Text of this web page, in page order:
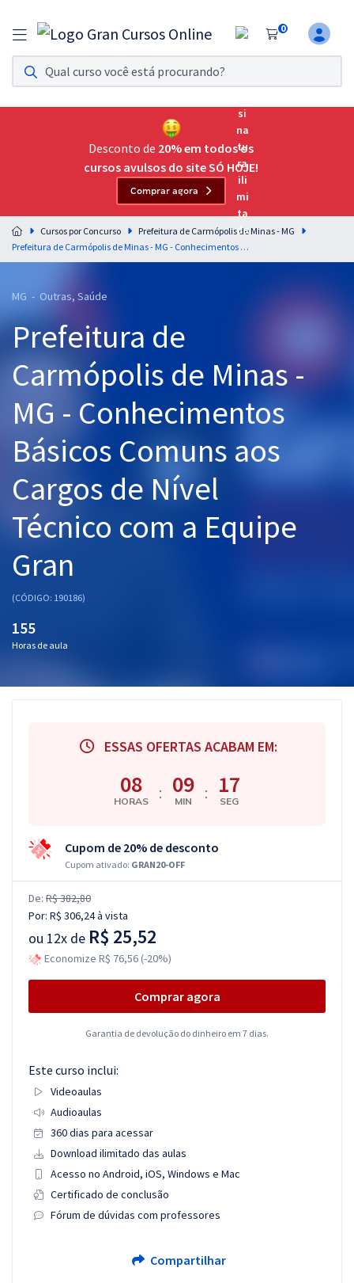
0
Assinatura Ilimitada 11
Acesso a todos os cursos. Teste grátis por 7 dias!
Assinatura OAB Até Passar
Acesso ilimitado a toda preparação para o Exame da
Residências Multiprofissionais
Preparação completa e intensiva para as principais
residências em saúde do Brasil
Cursos 20% OFF
Pós
Graduação
OAB
Questões grátis
Desconto de 20% em todos os
cursos avulsos do site SÓ HOJE!
Comprar agora
Cursos por Concurso
Prefeitura de Carmópolis de Minas - MG
Prefeitura de Carmópolis de Minas - MG - Conhecimentos Básicos Comuns aos Cargos de Nível Técnico com a Equipe Gran
MG - Outras, Saúde
Prefeitura de
Carmópolis de Minas -
MG - Conhecimentos
Básicos Comuns aos
Cargos de Nível
Técnico com a Equipe
Gran
(CÓDIGO: 190186)
155
Horas de aula
ESSAS OFERTAS ACABAM EM:
08
HORAS : 09
MIN : 16
SEG
Cupom de 20% de desconto
Cupom ativado: GRAN20-OFF
De: R$ 382,80
Por: R$ 306,24à vista
ou 12x de R$ 25,52
Economize R$ 76,56 (-20%)
Comprar agora
Garantia de devolução do dinheiro em 7 dias.
Este curso inclui:
Videoaulas
Audioaulas
360 dias para acessar
Download ilimitado das aulas
Acesso no Android, iOS, Windows e Mac
Certificado de conclusão
Fórum de dúvidas com professores
Compartilhar